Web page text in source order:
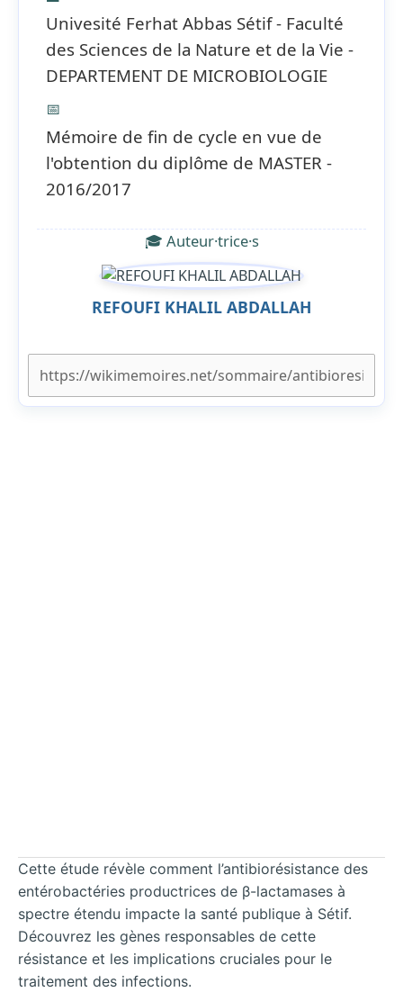
Univesité Ferhat Abbas Sétif - Faculté
des Sciences de la Nature et de la Vie -
DEPARTEMENT DE MICROBIOLOGIE
📅
Mémoire de fin de cycle en vue de
l'obtention du diplôme de MASTER -
2016/2017
🎓 Auteur·trice·s
REFOUFI KHALIL ABDALLAH
Cette étude révèle comment l’antibiorésistance des
entérobactéries productrices de β-lactamases à
spectre étendu impacte la santé publique à Sétif.
Découvrez les gènes responsables de cette
résistance et les implications cruciales pour le
traitement des infections.